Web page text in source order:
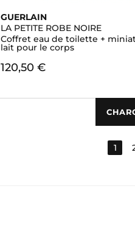
GUERLAIN
LA PETITE ROBE NOIRE
Coffret eau de toilette +
lait pour le corps
120,50 €
1